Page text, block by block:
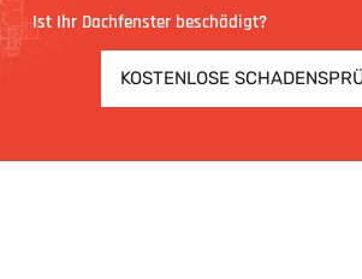
Ist Ihr Dachfenster beschädigt?
KOSTENLOSE